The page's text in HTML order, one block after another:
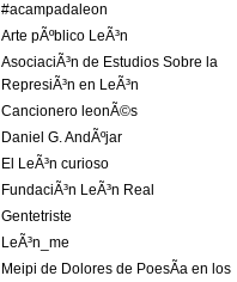
#acampadaleon
Arte pÃºblico LeÃ³n
AsociaciÃ³n de Estudios Sobre la
RepresiÃ³n en LeÃ³n
Cancionero leonÃ©s
Daniel G. AndÃºjar
El LeÃ³n curioso
FundaciÃ³n LeÃ³n Real
Gentetriste
LeÃ³n_me
Meipi de Dolores de PoesÃ­a en los